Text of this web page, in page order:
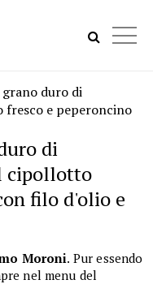
duro di
e peperoncino
di
cipollotto
filo d'olio e
Moroni. Pur essendo
nel menu del